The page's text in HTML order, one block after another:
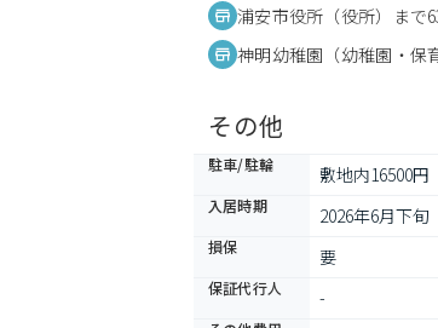
浦安市役所（役所）まで
神明幼稚園（幼稚園・保
その他
駐車/駐輪 敷地内16500円
入居時期 2026年6月下旬
損保 要
保証代行人 -